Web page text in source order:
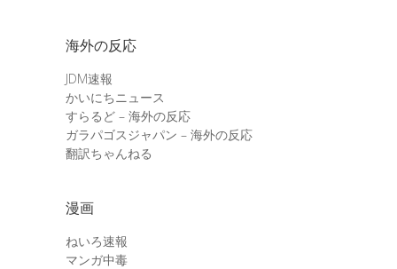
海外の反応
JDM速報
かいにちニュース
すらるど – 海外の反応
ガラパゴスジャパン – 海外の反応
翻訳ちゃんねる
漫画
ねいろ速報
マンガ中毒